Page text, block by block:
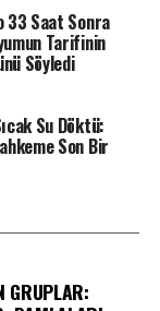
33 Saat Sonra
Tarifinin
Söyledi
Su Döktü:
Son Bir
GRUPLAR: